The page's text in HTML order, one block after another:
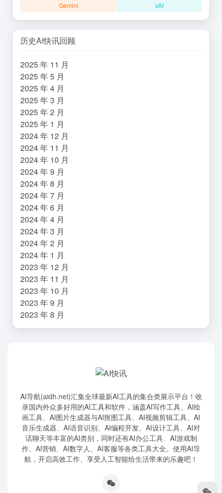
Gemini
xAI
历史AI快讯回顾
2025 年 11 月
2025 年 5 月
2025 年 4 月
2025 年 3 月
2025 年 2 月
2025 年 1 月
2024 年 12 月
2024 年 11 月
2024 年 10 月
2024 年 9 月
2024 年 8 月
2024 年 7 月
2024 年 6 月
2024 年 4 月
2024 年 3 月
2024 年 2 月
2024 年 1 月
2023 年 12 月
2023 年 11 月
2023 年 10 月
2023 年 9 月
2023 年 8 月
AI导航(aidh.net)汇集全球最新AI工具的集合类展示平台！收
录国内外众多好用的AI工具和软件，涵盖AI写作工具、AI绘
画工具、AI图片生成器与AI抠图工具、AI视频剪辑工具、AI
音乐生成器、AI语音识别、AI编程开发、AI设计工具、AI对
话聊天等丰富的AI类别，同时还有AI办公工具、AI游戏制
作、AI营销、AI数字人、AI客服等各类工具大全。使用AI导
航，开启高效工作、享受人工智能给生活带来的乐趣吧！